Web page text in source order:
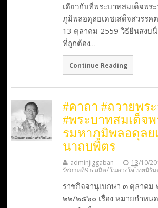
เดียวกับที่พระบาทสมเด็จพร
ภูมิพลอดุลยเดชเสด็จสวรรค
13 ตุลาคม 2559 วิธียืนสงบ
ที่ถูกต้อง…
Continue Reading
#คาถา #ถวายพร
#พระบาทสมเด็จ
รมหาภูมิพลอดุลย
นาถบพิตร
adminjiggaban 13/10/
รัชกาลที่9 ธ สถิตย์ในดวงใจไทยนิรัน
ราชกิจจานุเบกษา ๓ ตุลาคม
๒๒/๒๕๖๐ เรื่อง หมายกำหน